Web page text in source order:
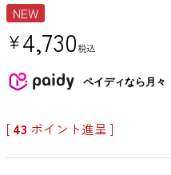
NEW
¥4,730税込
ペイディなら月々
[ 43 ポイント進呈 ]